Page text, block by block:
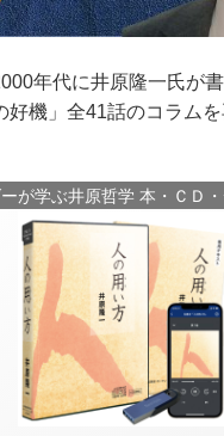
年代に井原隆一氏が
好機」全41話のコラム
が学ぶ井原哲学 本・ＣＤ